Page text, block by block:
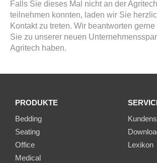
Falls Sie dieses Mal nicht an der
teilnehmen konnten, laden wir Sie
Kontakt zu treten. Wir beantworten
Sie zu unserer neuen
Agritech haben.
PRODUKTE
Bedding
Seating
Office
Medical
Lexikon